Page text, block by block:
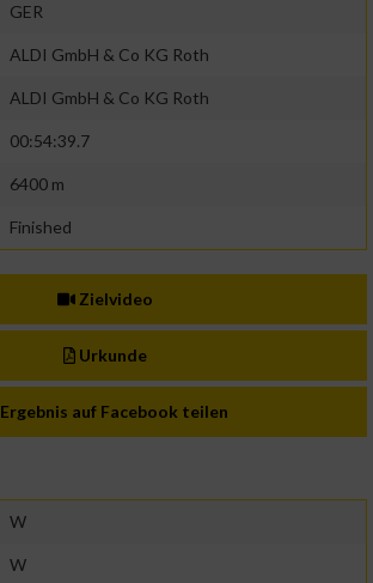
GER
ALDI GmbH & Co KG Roth
ALDI GmbH & Co KG Roth
00:54:39.7
6400 m
Finished
Zielvideo
Urkunde
Ergebnis auf Facebook teilen
W
W